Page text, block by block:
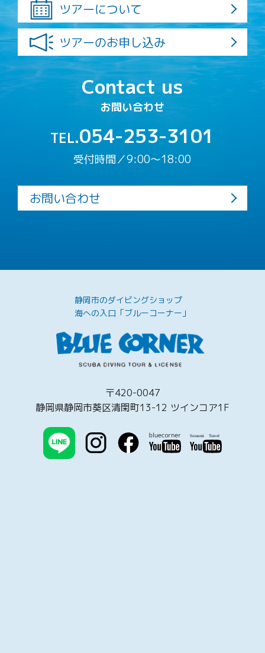
ツアーについて
ツアーのお申し込み
Contact us
お問い合わせ
TEL.054-253-3101
受付時間／9:00〜18:00
お問い合わせ
静岡市のダイビングショップ
海への入口「ブルーコーナー」
〒420-0047
静岡県静岡市葵区清閑町13-12 ツインコア1F